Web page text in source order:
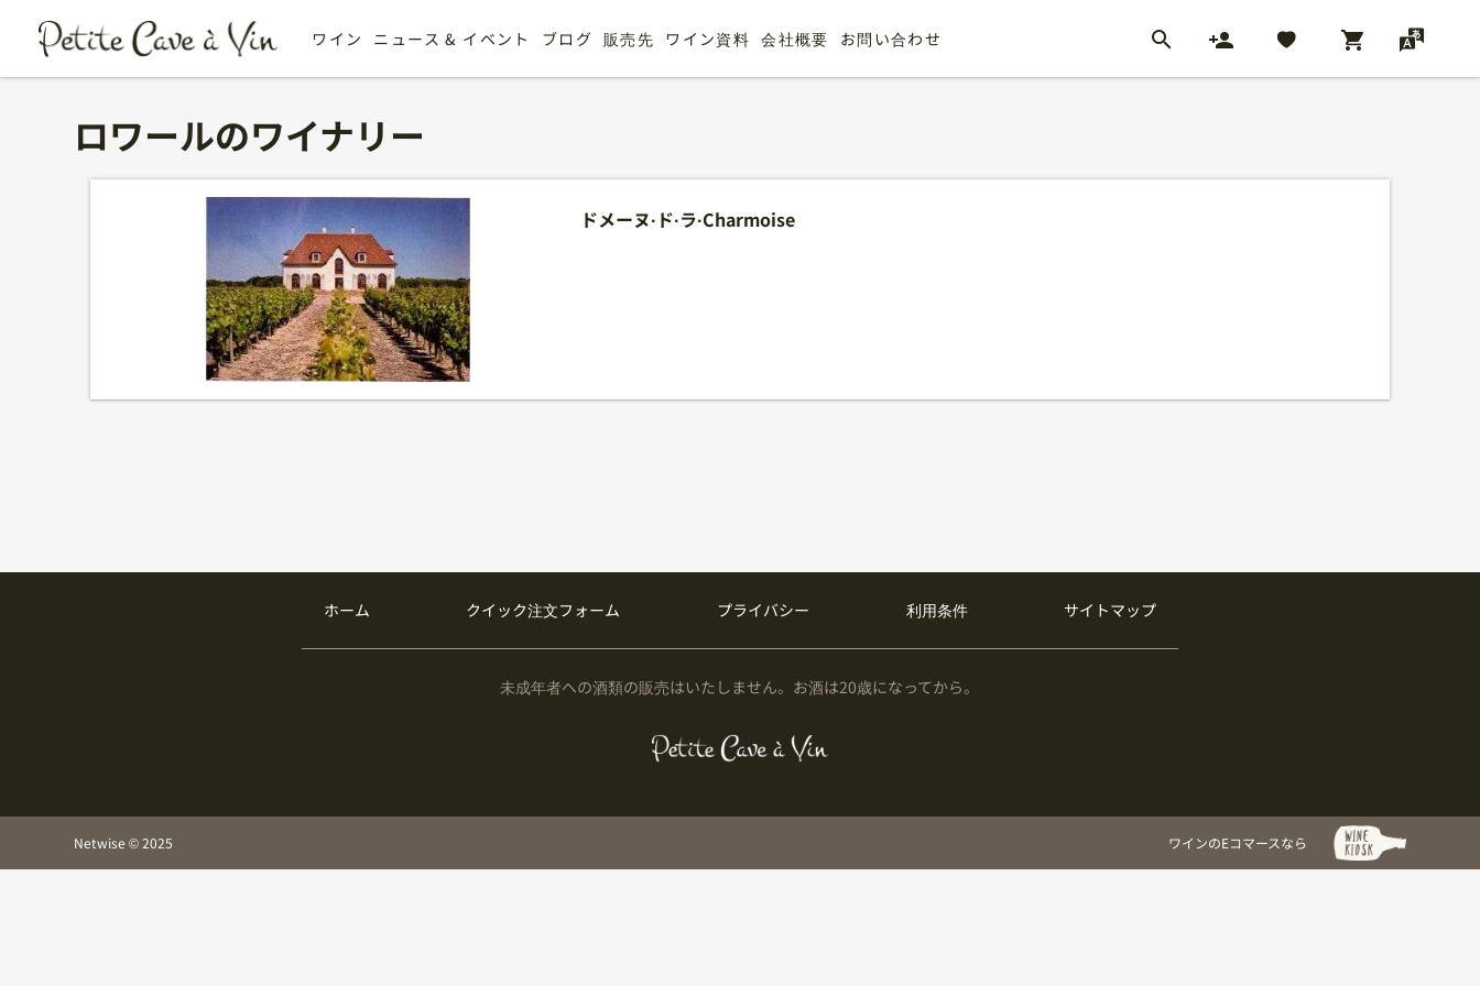
ワイン ニュース & イベント ブログ 販売先 ワイン資料 会社概要 お問い合わせ
ロワールのワイナリー
ドメーヌ·ド·ラ·Charmoise
ホーム クイック注文フォーム プライバシー 利用条件 サイトマップ
未成年者への酒類の販売はいたしません。お酒は20歳になってから。
Netwise © 2025 ワインのEコマースなら